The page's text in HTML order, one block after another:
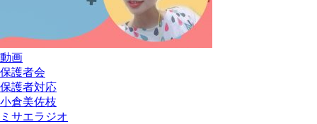
動画
保護者会
保護者対応
小倉美佐枝
ミサエラジオ